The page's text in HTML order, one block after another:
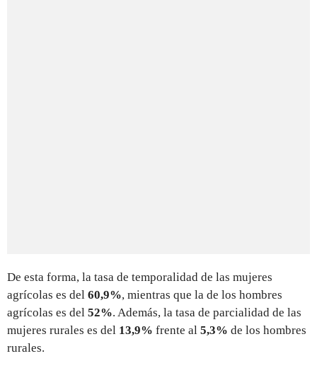
De esta forma, la tasa de temporalidad de las mujeres
agrícolas es del 60,9%, mientras que la de los hombres
agrícolas es del 52%. Además, la tasa de parcialidad de las
mujeres rurales es del 13,9% frente al 5,3% de los hombres
rurales.